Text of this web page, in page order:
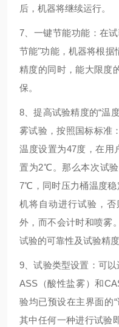
后，机器将继续运行。
7、一键节能功能：在
节能"功能，机器将根据
精度的同时，能大限度
保。
8、提高试验精度的“温
雾试验，按照国标标准
温度设置为47度，在用
置为2℃。那么本次试
7℃，同时压力桶温度
机将自动进行试验，
外，而不会计时和喷雾
试验的可靠性及试验精度
9、试验类型设置：可
ASS（酸性盐雾）和
验均已预设在主界面的
其中任何一种进行试验